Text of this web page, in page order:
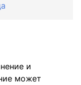
и
может